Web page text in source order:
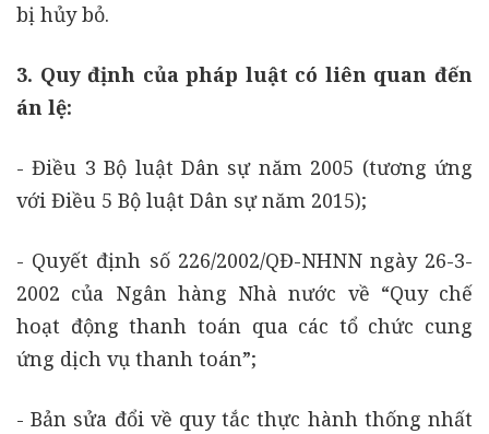
bị hủy bỏ.
3. Quy định của pháp luật có liên quan đến
án lệ:
- Điều 3 Bộ luật Dân sự năm 2005 (tương ứng
với Điều 5 Bộ luật Dân sự năm 2015);
- Quyết định số 226/2002/QĐ-NHNN ngày 26-3-
2002 của Ngân hàng Nhà nước về “Quy chế
hoạt động thanh toán qua các tổ chức cung
ứng dịch vụ thanh toán”;
- Bản sửa đổi về quy tắc thực hành thống nhất